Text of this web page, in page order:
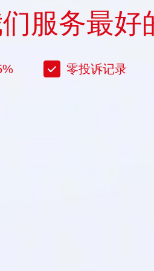
服务最好
零投诉记录